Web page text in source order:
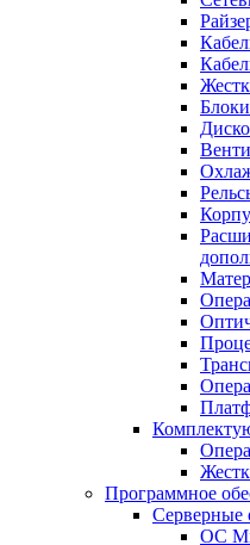
Программное
Серверные
ОС